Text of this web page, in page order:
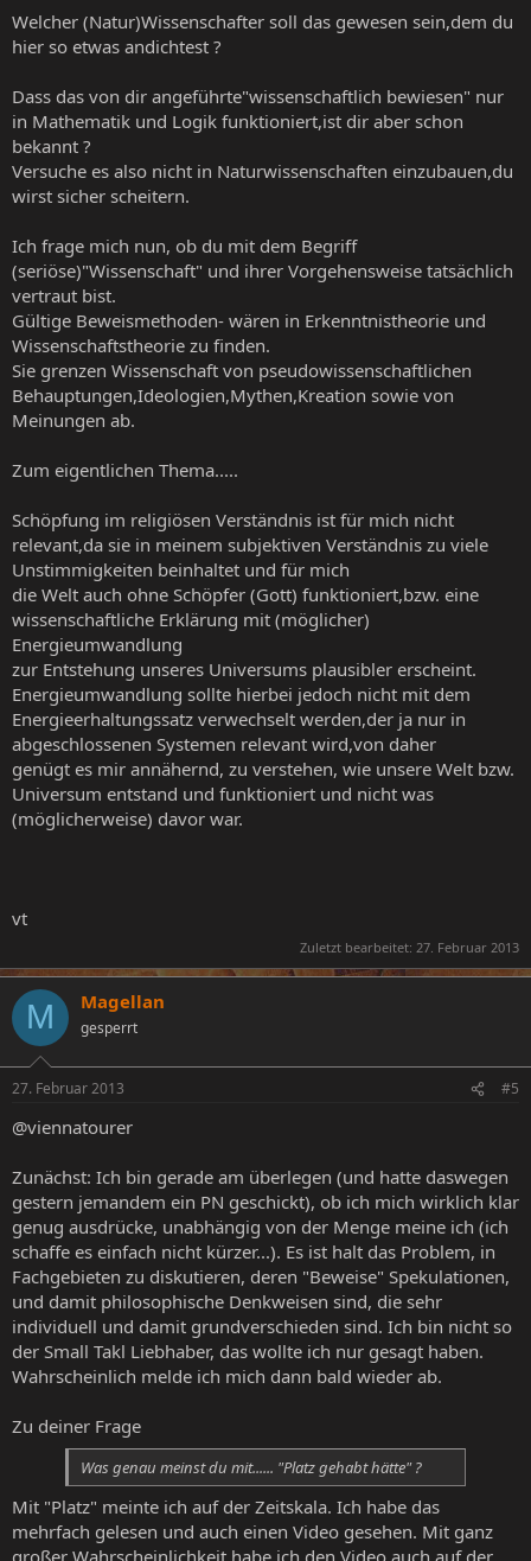
Welcher (Natur)Wissenschafter soll das gewesen sein,dem du
hier so etwas andichtest ?
Dass das von dir angeführte"wissenschaftlich bewiesen" nur
in Mathematik und Logik funktioniert,ist dir aber schon
bekannt ?
Versuche es also nicht in Naturwissenschaften einzubauen,du
wirst sicher scheitern.
Ich frage mich nun, ob du mit dem Begriff
(seriöse)"Wissenschaft" und ihrer Vorgehensweise tatsächlich
vertraut bist.
Gültige Beweismethoden- wären in Erkenntnistheorie und
Wissenschaftstheorie zu finden.
Sie grenzen Wissenschaft von pseudowissenschaftlichen
Behauptungen,Ideologien,Mythen,Kreation sowie von
Meinungen ab.
Zum eigentlichen Thema.....
Schöpfung im religiösen Verständnis ist für mich nicht
relevant,da sie in meinem subjektiven Verständnis zu viele
Unstimmigkeiten beinhaltet und für mich
die Welt auch ohne Schöpfer (Gott) funktioniert,bzw. eine
wissenschaftliche Erklärung mit (möglicher)
Energieumwandlung
zur Entstehung unseres Universums plausibler erscheint.
Energieumwandlung sollte hierbei jedoch nicht mit dem
Energieerhaltungssatz verwechselt werden,der ja nur in
abgeschlossenen Systemen relevant wird,von daher
genügt es mir annähernd, zu verstehen, wie unsere Welt bzw.
Universum entstand und funktioniert und nicht was
(möglicherweise) davor war.
vt
Zuletzt bearbeitet: 27. Februar 2013
M Magellan
gesperrt
27. Februar 2013 #5
@viennatourer
Zunächst: Ich bin gerade am überlegen (und hatte daswegen
gestern jemandem ein PN geschickt), ob ich mich wirklich klar
genug ausdrücke, unabhängig von der Menge meine ich (ich
schaffe es einfach nicht kürzer...). Es ist halt das Problem, in
Fachgebieten zu diskutieren, deren "Beweise" Spekulationen,
und damit philosophische Denkweisen sind, die sehr
individuell und damit grundverschieden sind. Ich bin nicht so
der Small Takl Liebhaber, das wollte ich nur gesagt haben.
Wahrscheinlich melde ich mich dann bald wieder ab.
Zu deiner Frage
Was genau meinst du mit...... "Platz gehabt hätte" ?
Mit "Platz" meinte ich auf der Zeitskala. Ich habe das
mehrfach gelesen und auch einen Video gesehen. Mit ganz
großer Wahrscheinlichkeit habe ich den Video auch auf der